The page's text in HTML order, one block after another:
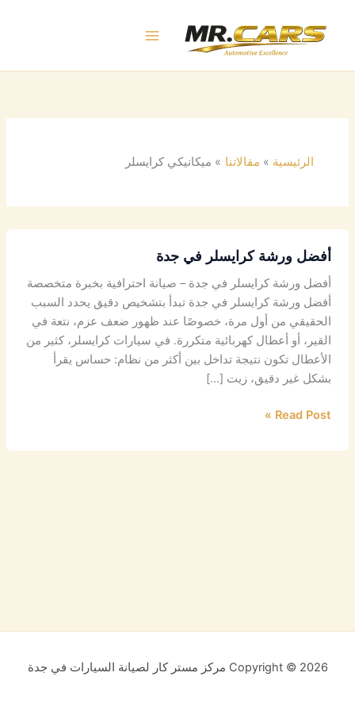
المحتوى
الرئيسية مقالاتنا ميكانيكي كرايسلر
أفضل ورشة كرايسلر في جدة
أفضل ورشة كرايسلر في جدة – صيانة احترافية بخبرة متخصصة
أفضل ورشة كرايسلر في جدة تبدأ بتشخيص دقيق يحدد السبب
الحقيقي من أول مرة، خصوصًا عند ظهور ضعف عزم، نتعة في
القير، أو أعطال كهربائية متكررة. في سيارات كرايسلر، كثير من
الأعطال تكون نتيجة تداخل بين أكثر من نظام: حساس يقرأ
بشكل غير دقيق، زيت […]
Read Post »
Copyright © 2026 مركز مستر كار لصيانة السيارات في جدة